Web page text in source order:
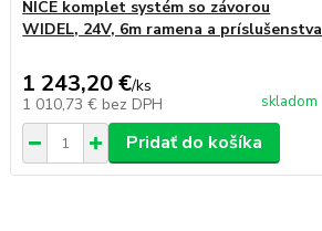
NICE komplet systém so závorou
WIDEL, 24V, 6m ramena a príslušenstva
1 243,20 €/ks
1 010,73 € bez DPH skladom
Pridať do košíka